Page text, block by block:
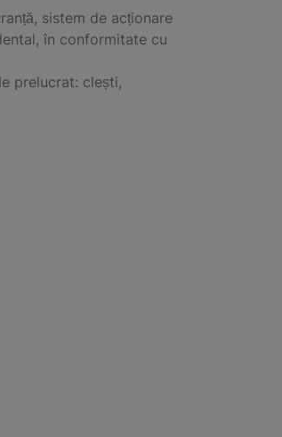
sistem de acționare
în conformitate cu
prelucrat: clești,